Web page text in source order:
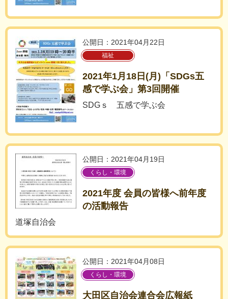
公開日：2021年04月22日
福祉
2021年1月18日(月)「SDGs五
感で学ぶ会」第3回開催
SDGｓ 五感で学ぶ会
公開日：2021年04月19日
くらし・環境
2021年度 会員の皆様へ前年度
の活動報告
道塚自治会
公開日：2021年04月08日
くらし・環境
大田区自治会連合会広報紙